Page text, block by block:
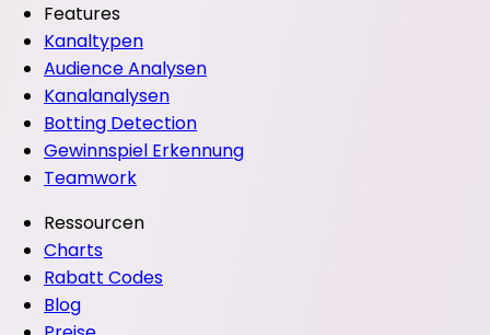
Features
Kanaltypen
Audience Analysen
Kanalanalysen
Botting Detection
Gewinnspiel Erkennung
Teamwork
Ressourcen
Charts
Rabatt Codes
Blog